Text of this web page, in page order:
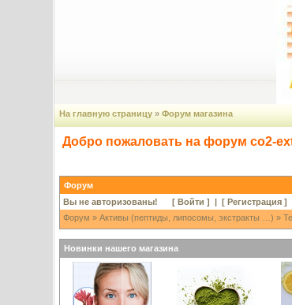
На главную страницу» Форум магазина
Добро пожаловать на форум co2-
Форум
Вы не авторизованы! [ Войти ] | [ Регистрация]
Форум » Активы (пептиды, липосомы, экстракты …) »
Новинки нашего магазина